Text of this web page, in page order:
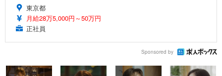
東京都
月給28万5,000円～50万円
正社員
Sponsored by